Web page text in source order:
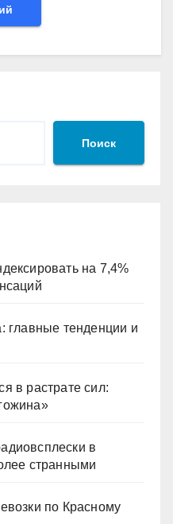
Поиск
на 7,4%
главные тенденции и
в растрате сил:
в
странными
по Красному